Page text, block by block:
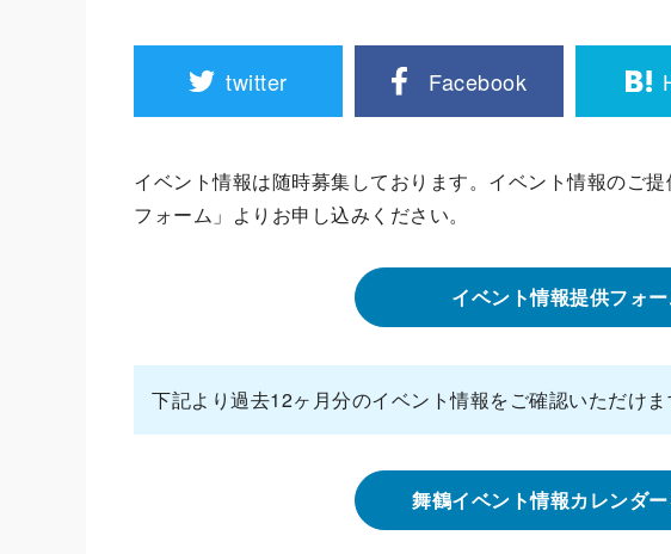
twitter Facebook
イベント情報は随時募集しております。イベント情報のご
フォーム」よりお申し込みください。
イベント情報提供フォ
下記より過去12ヶ月分のイベント情報をご確認いただけま
舞鶴イベント情報カレンダ